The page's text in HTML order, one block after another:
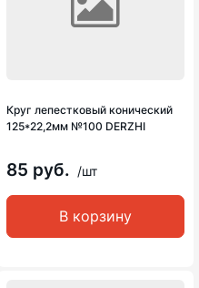
Круг лепестковый конический
125*22,2мм №100 DERZHI
85 руб. /шт
В корзину